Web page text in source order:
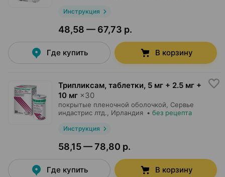
Инструкция
48,58 — 67,73 р.
Где купить В корзину
Трипликсам, таблетки, 5 мг + 2.5 мг +
10 мг ×30
покрытые пленочной оболочкой,
Сервье
индастрис лтд.
, Ирландия • без рецепта
Инструкция
58,15 — 78,80 р.
Где купить В корзину